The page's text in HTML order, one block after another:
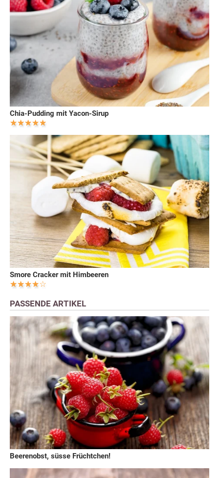
Chia-Pudding mit Yacon-Sirup
Smore Cracker mit Himbeeren
PASSENDE ARTIKEL
Beerenobst, süsse Früchtchen!